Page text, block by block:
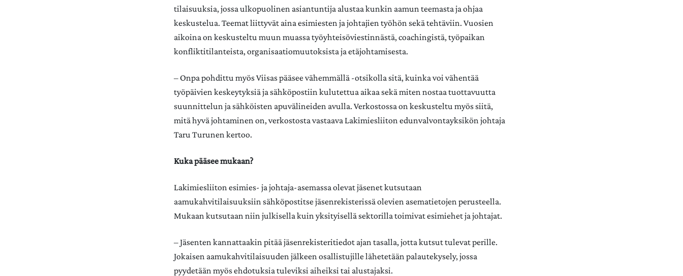
tilaisuuksia, jossa ulkopuolinen asiantuntija alustaa kunkin aamun teemasta ja ohjaa
keskustelua. Teemat liittyvät aina esimiesten ja johtajien työhön sekä tehtäviin. Vuosien
aikoina on keskusteltu muun muassa työyhteisöviestinnästä, coachingistä, työpaikan
konfliktitilanteista, organisaatiomuutoksista ja etäjohtamisesta.
– Onpa pohdittu myös Viisas pääsee vähemmällä -otsikolla sitä, kuinka voi vähentää
työpäivien keskeytyksiä ja sähköpostiin kulutettua aikaa sekä miten nostaa tuottavuutta
suunnittelun ja sähköisten apuvälineiden avulla. Verkostossa on keskusteltu myös siitä,
mitä hyvä johtaminen on, verkostosta vastaava Lakimiesliiton edunvalvontayksikön johtaja
Taru Turunen kertoo.
Kuka pääsee mukaan?
Lakimiesliiton esimies- ja johtaja-asemassa olevat jäsenet kutsutaan
aamukahvitilaisuuksiin sähköpostitse jäsenrekisterissä olevien asematietojen perusteella.
Mukaan kutsutaan niin julkisella kuin yksityisellä sektorilla toimivat esimiehet ja johtajat.
– Jäsenten kannattaakin pitää jäsenrekisteritiedot ajan tasalla, jotta kutsut tulevat perille.
Jokaisen aamukahvitilaisuuden jälkeen osallistujille lähetetään palautekysely, jossa
pyydetään myös ehdotuksia tuleviksi aiheiksi tai alustajaksi.